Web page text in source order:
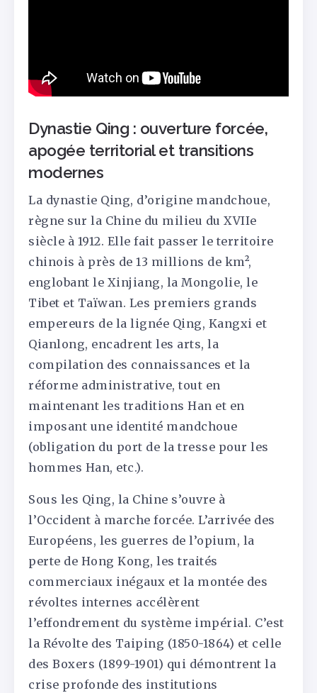
Dynastie Qing : ouverture forcée,
apogée territorial et transitions
modernes
La dynastie Qing, d’origine mandchoue,
règne sur la Chine du milieu du XVIIe
siècle à 1912. Elle fait passer le territoire
chinois à près de 13 millions de km²,
englobant le Xinjiang, la Mongolie, le
Tibet et Taïwan. Les premiers grands
empereurs de la lignée Qing, Kangxi et
Qianlong, encadrent les arts, la
compilation des connaissances et la
réforme administrative, tout en
maintenant les traditions Han et en
imposant une identité mandchoue
(obligation du port de la tresse pour les
hommes Han, etc.).
Sous les Qing, la Chine s’ouvre à
l’Occident à marche forcée. L’arrivée des
Européens, les guerres de l’opium, la
perte de Hong Kong, les traités
commerciaux inégaux et la montée des
révoltes internes accélèrent
l’effondrement du système impérial. C’est
la Révolte des Taiping (1850-1864) et celle
des Boxers (1899-1901) qui démontrent la
crise profonde des institutions